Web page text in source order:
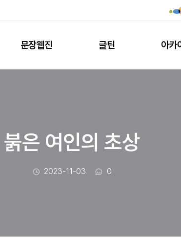
문장웹진 글틴 아카
붉은 여인의 초상
작성일
2023-11-03 댓글수
0